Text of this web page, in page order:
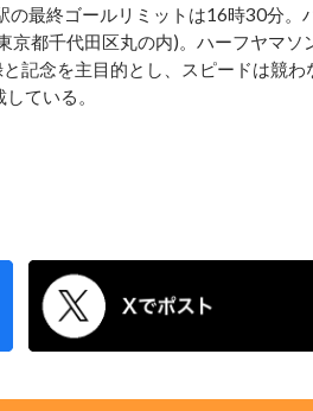
最終ゴールリミットは16時30分。
都千代田区丸の内)。ハーフヤマ
記念を主目的とし、スピードは競
ている。